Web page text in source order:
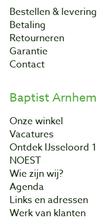
Bestellen & levering
Betaling
Retourneren
Garantie
Contact
Baptist Arnhem
Onze winkel
Vacatures
Ontdek IJsseloord 1
NOEST
Wie zijn wij?
Agenda
Links en adressen
Werk van klanten